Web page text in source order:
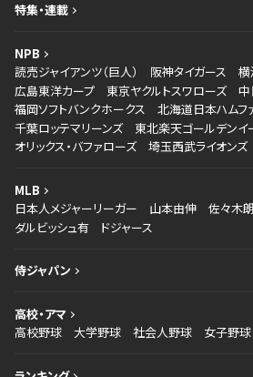
特集・連載
NPB
読売ジャイアンツ（巨人）
阪神タイガース
横
広島東洋カープ
東京ヤクルトスワローズ
中
福岡ソフトバンクホークス
北海道日本ハムフ
千葉ロッテマリーンズ
東北楽天ゴールデンイ
オリックス・バファローズ
埼玉西武ライオンズ
MLB
日本人メジャーリーガー
山本由伸 佐々木
ダルビッシュ有
ドジャース
侍ジャパン
高校・アマ
高校野球
大学野球 社会人野球 女子野球